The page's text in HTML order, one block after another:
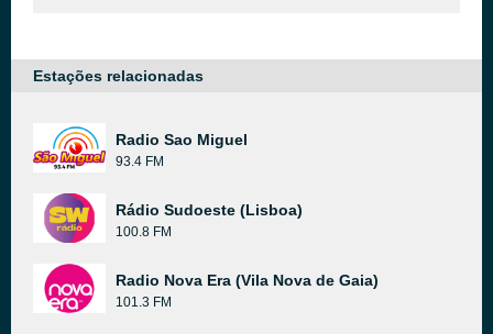
Estações relacionadas
Radio Sao Miguel
93.4 FM
Rádio Sudoeste (Lisboa)
100.8 FM
Radio Nova Era (Vila Nova de Gaia)
101.3 FM